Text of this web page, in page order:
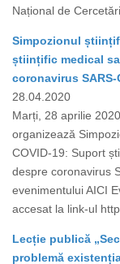
Național de
Simpozionul
științific medical
coronavirus SARS-
28.04.2020
Marți, 28 aprilie
organizează
COVID-19: Suport
despre coronavirus
evenimentului AICI
accesat la link-ul
Lecție publică
problemă